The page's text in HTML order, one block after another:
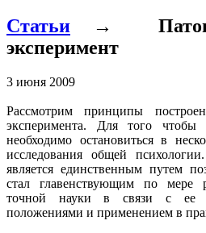
Статьи →
эксперимент
3 июня 2009
Рассмотрим принципы
эксперимента. Для того чтобы
необходимо остановиться в
исследования общей
является единственным путем
стал главенствующим по мере
точной науки в связи с ее
положениями и применением в